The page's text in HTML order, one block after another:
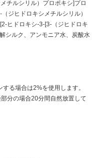
チルシリル）プロポキシ]プロ
ジヒドロキシメチルシリル）
ヒドロキシ-3-[3-（ジヒドロキ
シルク、アンモニア水、炭酸水
る場合は2%を使用します。
分の場合20分間自然放置して